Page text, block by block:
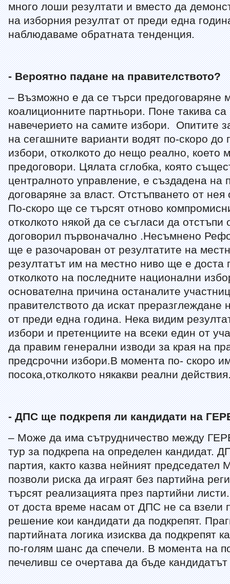
много лоши резултати и вместо да
на изборния резултат от преди една
наблюдаваме обратната тенденция.
- Вероятно падане на правителството?
– Възможно е да се търси предоговаряне
коалиционните партньори. Поне такива са
навечерието на самите избори. Опитите
на сегашните варианти водят по-скоро до
избори, отколкото до нещо реално, което
предоговори. Цялата сглобка, която
централното управление, е създадена на
договаряне за власт. Отстъпването от
По-скоро ще се търсят отново
отколкото някой да се съгласи да отстъпи
договорил първоначално .Несъмнено
ще е разочарован от резултатите на
резултатът им на местно ниво ще е доста
отколкото на последните национални
основателна причина останалите
правителството да искат преразглеждане
от преди една година. Нека видим
избори и претенциите на всеки един от
да правим генерални изводи за края на
предсрочни избори.В момента по- скоро
посока,отколкото някакви реални
- ДПС ще подкрепя ли кандидати на
– Може да има сътрудничество между
тур за подкрепа на определен кандидат.
партия, както казва нейният председател
позволи риска да играят без партийна
търсят реализацията през партийни
от доста време насам от ДПС не са взели
решение кои кандидати да подкрепят.
партийната логика изисква да подкрепят
по-голям шанс да спечели. В момента на
печеливш се очертава да бъде